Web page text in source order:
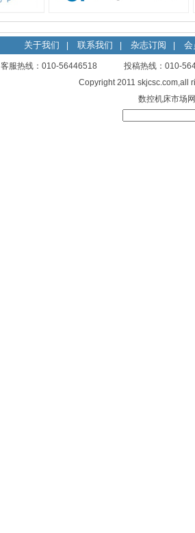
关于我们 联系我们 杂志订阅 会
客服热线：010-56446518 投稿热线：
Copyright 2011
数控机床市场网